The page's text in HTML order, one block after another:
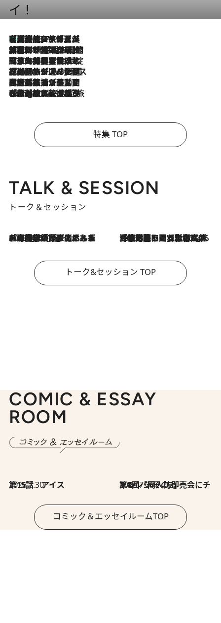
イ！
2026.8.7
【厳選旅コスメ】「多機能アイテムがメイン！」旅好き美容エディターが選んだ夏旅ベストコスメを発表【Mサイズジップ】
2026.8.6
「荷物が増えるほど旅ストレスは増す」美容ジャーナリストがたどり着いた最終結論。“化粧品を劇的に減らす”感動の凝縮美容とは
2026.8.6
「旅先には金髪ウィッグを持参」日本と同じメイクでは損してる!? 美容ジャーナリストが提案する“掟破りの旅美容”とは
2026.8.6
【厳選旅コスメ】「身軽さ＆UV対策重視！」ヘアアーティストshucoが選んだ夏旅ベストコスメを発表【Mサイズジップ】
2026.8.5
【厳選旅コスメ】国内をあちこち移動する河井菜摘が選んだ夏旅ベストコスメ発表！「リラックスアイテムはマスト」【Mサイズジップ】
2026.8.4
【厳選旅コスメ】「紫外線＆乾燥対策しながらメイク感も！」ヘア＆メイクGeorgeが選んだ夏旅ベストコスメを発表！【Mサイズジップ】
特集 TOP
TALK & SESSION
トーク＆セッション
2026.8.3
「今後値上げがあるとすれば…」「リスクがあるのは今年の冬」エネルギー専門家が語る、ホルムズ海峡封鎖が家庭にもたらす“ある心配” 2026.8.3
「住宅建てられない…」「サーチャージ料の高値が続いている」ホルムズ海峡封鎖による影響はいつまで続く？《エネルギー専門家に聞く“どうなる日本の暮らし”》
トーク&セッション TOP
COMIC & ESSAY
ROOM
2026.7.30
第15話 アイス 2026.7.30
第8回「同人誌即売会にチャレンジ その2」
コミック＆エッセイルームTOP